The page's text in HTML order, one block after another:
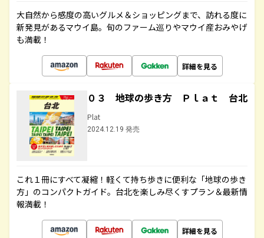
大自然から感度の高いグルメ＆ショッピングまで、訪れる度に
新発見があるマウイ島。旬のファーム巡りやマウイ産おみやげ
も満載！
詳細を見る
０３ 地球の歩き方 Ｐｌａｔ 台北
Plat
2024.12.19 発売
これ１冊にすべて凝縮！軽くて持ち歩きに便利な「地球の歩き
方」のコンパクトガイド。台北を楽しみ尽くすプラン＆最新情
報満載！
詳細を見る